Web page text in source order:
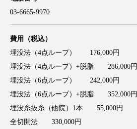
03-6665-9970
費用（税込）
埋没法（4点ループ） 176,000円
埋没法（4点ループ）+脱脂 286,000円
埋没法（6点ループ） 242,000円
埋没法（6点ループ）+脱脂 352,000円
埋没糸抜糸（他院）1本 55,000円
全切開法 330,000円